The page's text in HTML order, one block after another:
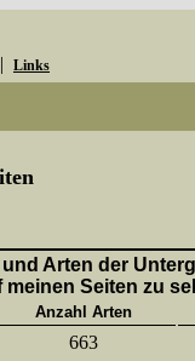
| Links
Arten der
Seiten zu
Anzahl Arten
663